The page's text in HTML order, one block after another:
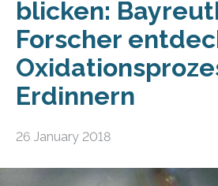
blicken:
Forscher
Erdinnern
26 January 2018